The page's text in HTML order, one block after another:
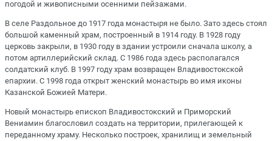
погодой и живописными осенними пейзажами.
В селе Раздольное до 1917 года монастыря не было. Зато здесь стоял
большой каменный храм, построенный в 1914 году. В 1928 году
церковь закрыли, в 1930 году в здании устроили сначала школу, а
потом артиллерийский склад. С 1986 года здесь располагался
солдатский клуб. В 1997 году храм возвращен Владивостокской
епархии. С 1998 года открыт женский монастырь во имя иконы
Казанской Божией Матери.
Новый монастырь епископ Владивостокский и Приморский
Вениамин благословил создать на территории, прилегающей к
переданному храму. Несколько построек, хранилищ и земельный